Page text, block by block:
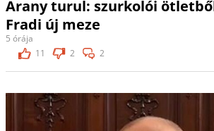
Arany turul: szurkolói
Fradi új meze
5 órája
11
2 2